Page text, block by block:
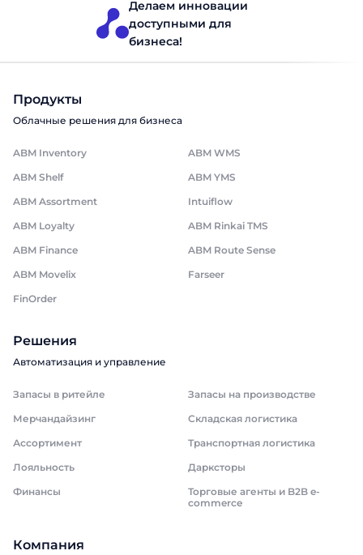
Делаем инновации
доступными для
бизнеса!
Продукты
Облачные решения для бизнеса
ABM Inventory
ABM WMS
ABM Shelf
ABM YMS
ABM Assortment
Intuiflow
ABM Loyalty
ABM Rinkai TMS
ABM Finance
ABM Route Sense
ABM Movelix
Farseer
FinOrder
Решения
Автоматизация и управление
Запасы в ритейле
Запасы на производстве
Мерчандайзинг
Складская логистика
Ассортимент
Транспортная логистика
Лояльность
Дарксторы
Финансы
Торговые агенты и B2B e-
commerce
Компания